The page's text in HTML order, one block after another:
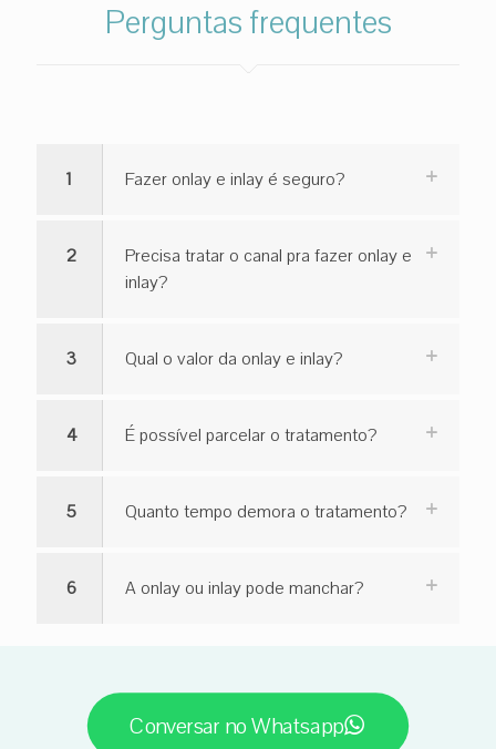
Perguntas frequentes
1 Fazer onlay e inlay é seguro?
2
Precisa tratar o canal pra fazer onlay e
inlay?
3 Qual o valor da onlay e inlay?
4 É possível parcelar o tratamento?
5 Quanto tempo demora o tratamento?
6 A onlay ou inlay pode manchar?
Conversar no Whatsapp